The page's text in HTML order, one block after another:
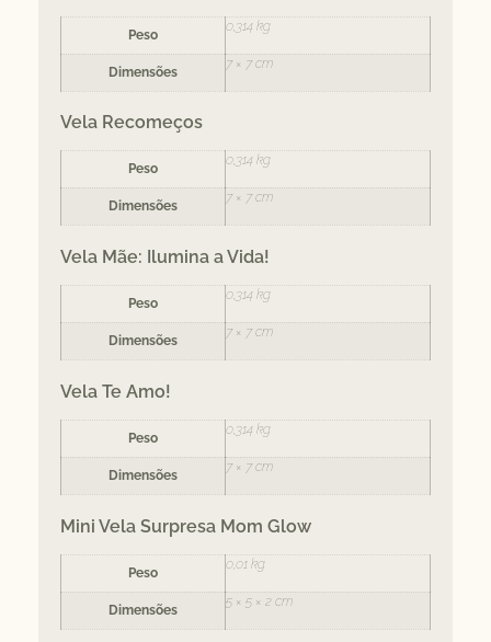
Peso
0,314 kg
Dimensões
7 × 7 cm
Vela Recomeços
Peso
0,314 kg
Dimensões
7 × 7 cm
Vela Mãe: Ilumina a Vida!
Peso
0,314 kg
Dimensões
7 × 7 cm
Vela Te Amo!
Peso
0,314 kg
Dimensões
7 × 7 cm
Mini Vela Surpresa Mom Glow
Peso
0,01 kg
Dimensões
5 × 5 × 2 cm